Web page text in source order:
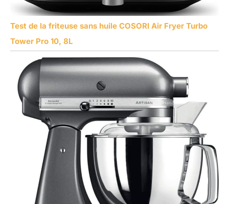
Test de la friteuse sans huile COSORI Air Fryer Turbo
Tower Pro 10, 8L